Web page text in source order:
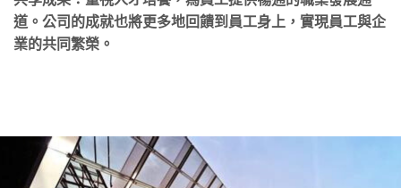
道。公司的成就也將更多地回饋到員工身上，實現員工與企
業的共同繁榮。